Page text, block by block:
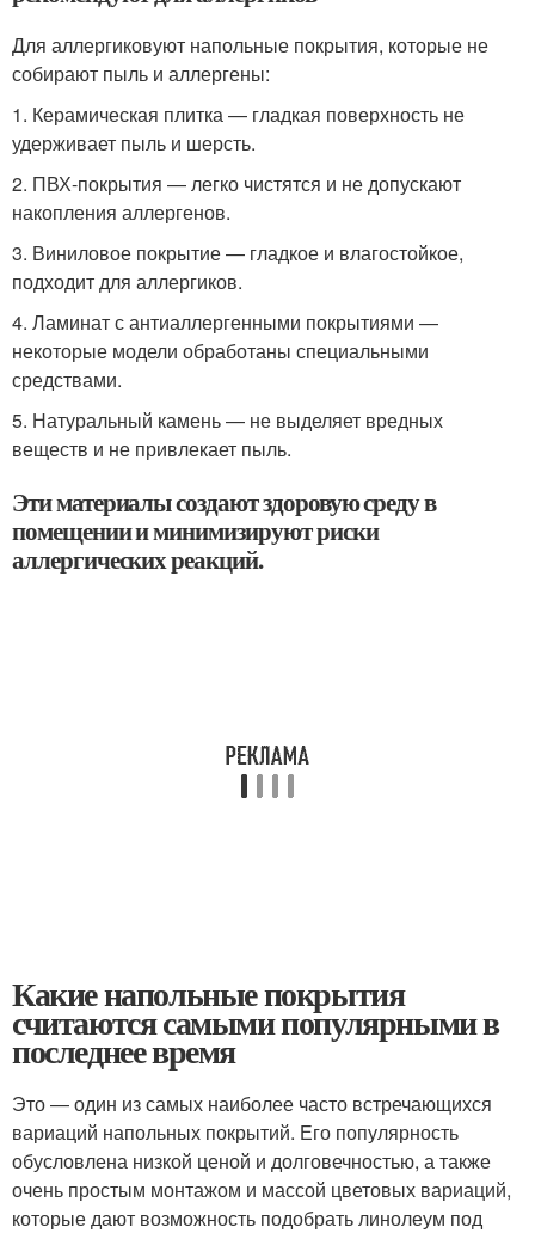
Для аллергиковуют напольные покрытия, которые не
собирают пыль и аллергены:
1. Керамическая плитка — гладкая поверхность не
удерживает пыль и шерсть.
2. ПВХ-покрытия — легко чистятся и не допускают
накопления аллергенов.
3. Виниловое покрытие — гладкое и влагостойкое,
подходит для аллергиков.
4. Ламинат с антиаллергенными покрытиями —
некоторые модели обработаны специальными
средствами.
5. Натуральный камень — не выделяет вредных
веществ и не привлекает пыль.
Эти материалы создают здоровую среду в
помещении и минимизируют риски
аллергических реакций.
Какие напольные покрытия
считаются самыми популярными в
последнее время
Это — один из самых наиболее часто встречающихся
вариаций напольных покрытий. Его популярность
обусловлена низкой ценой и долговечностью, а также
очень простым монтажом и массой цветовых вариаций,
которые дают возможность подобрать линолеум под